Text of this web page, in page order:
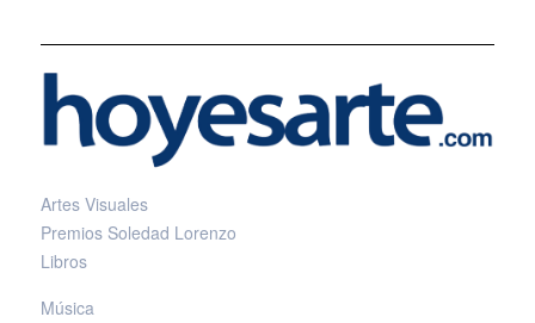
Artes Visuales
Premios Soledad Lorenzo
Libros
Música